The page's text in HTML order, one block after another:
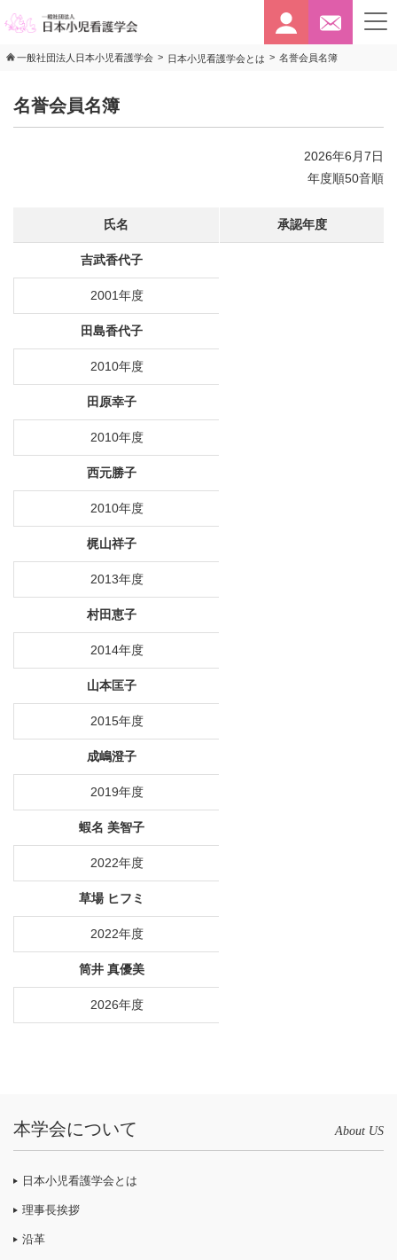
一般社団法人日本小児看護学会 > 日本小児看護学会とは > 名誉会員名簿
名誉会員名簿
2026年6月7日
年度順50音順
氏名 承認年度
吉武香代子
2001年度
田島香代子
2010年度
田原幸子
2010年度
西元勝子
2010年度
梶山祥子
2013年度
村田恵子
2014年度
山本匡子
2015年度
成嶋澄子
2019年度
蝦名 美智子
2022年度
草場 ヒフミ
2022年度
筒井 真優美
2026年度
本学会について About US
日本小児看護学会とは
理事長挨拶
沿革